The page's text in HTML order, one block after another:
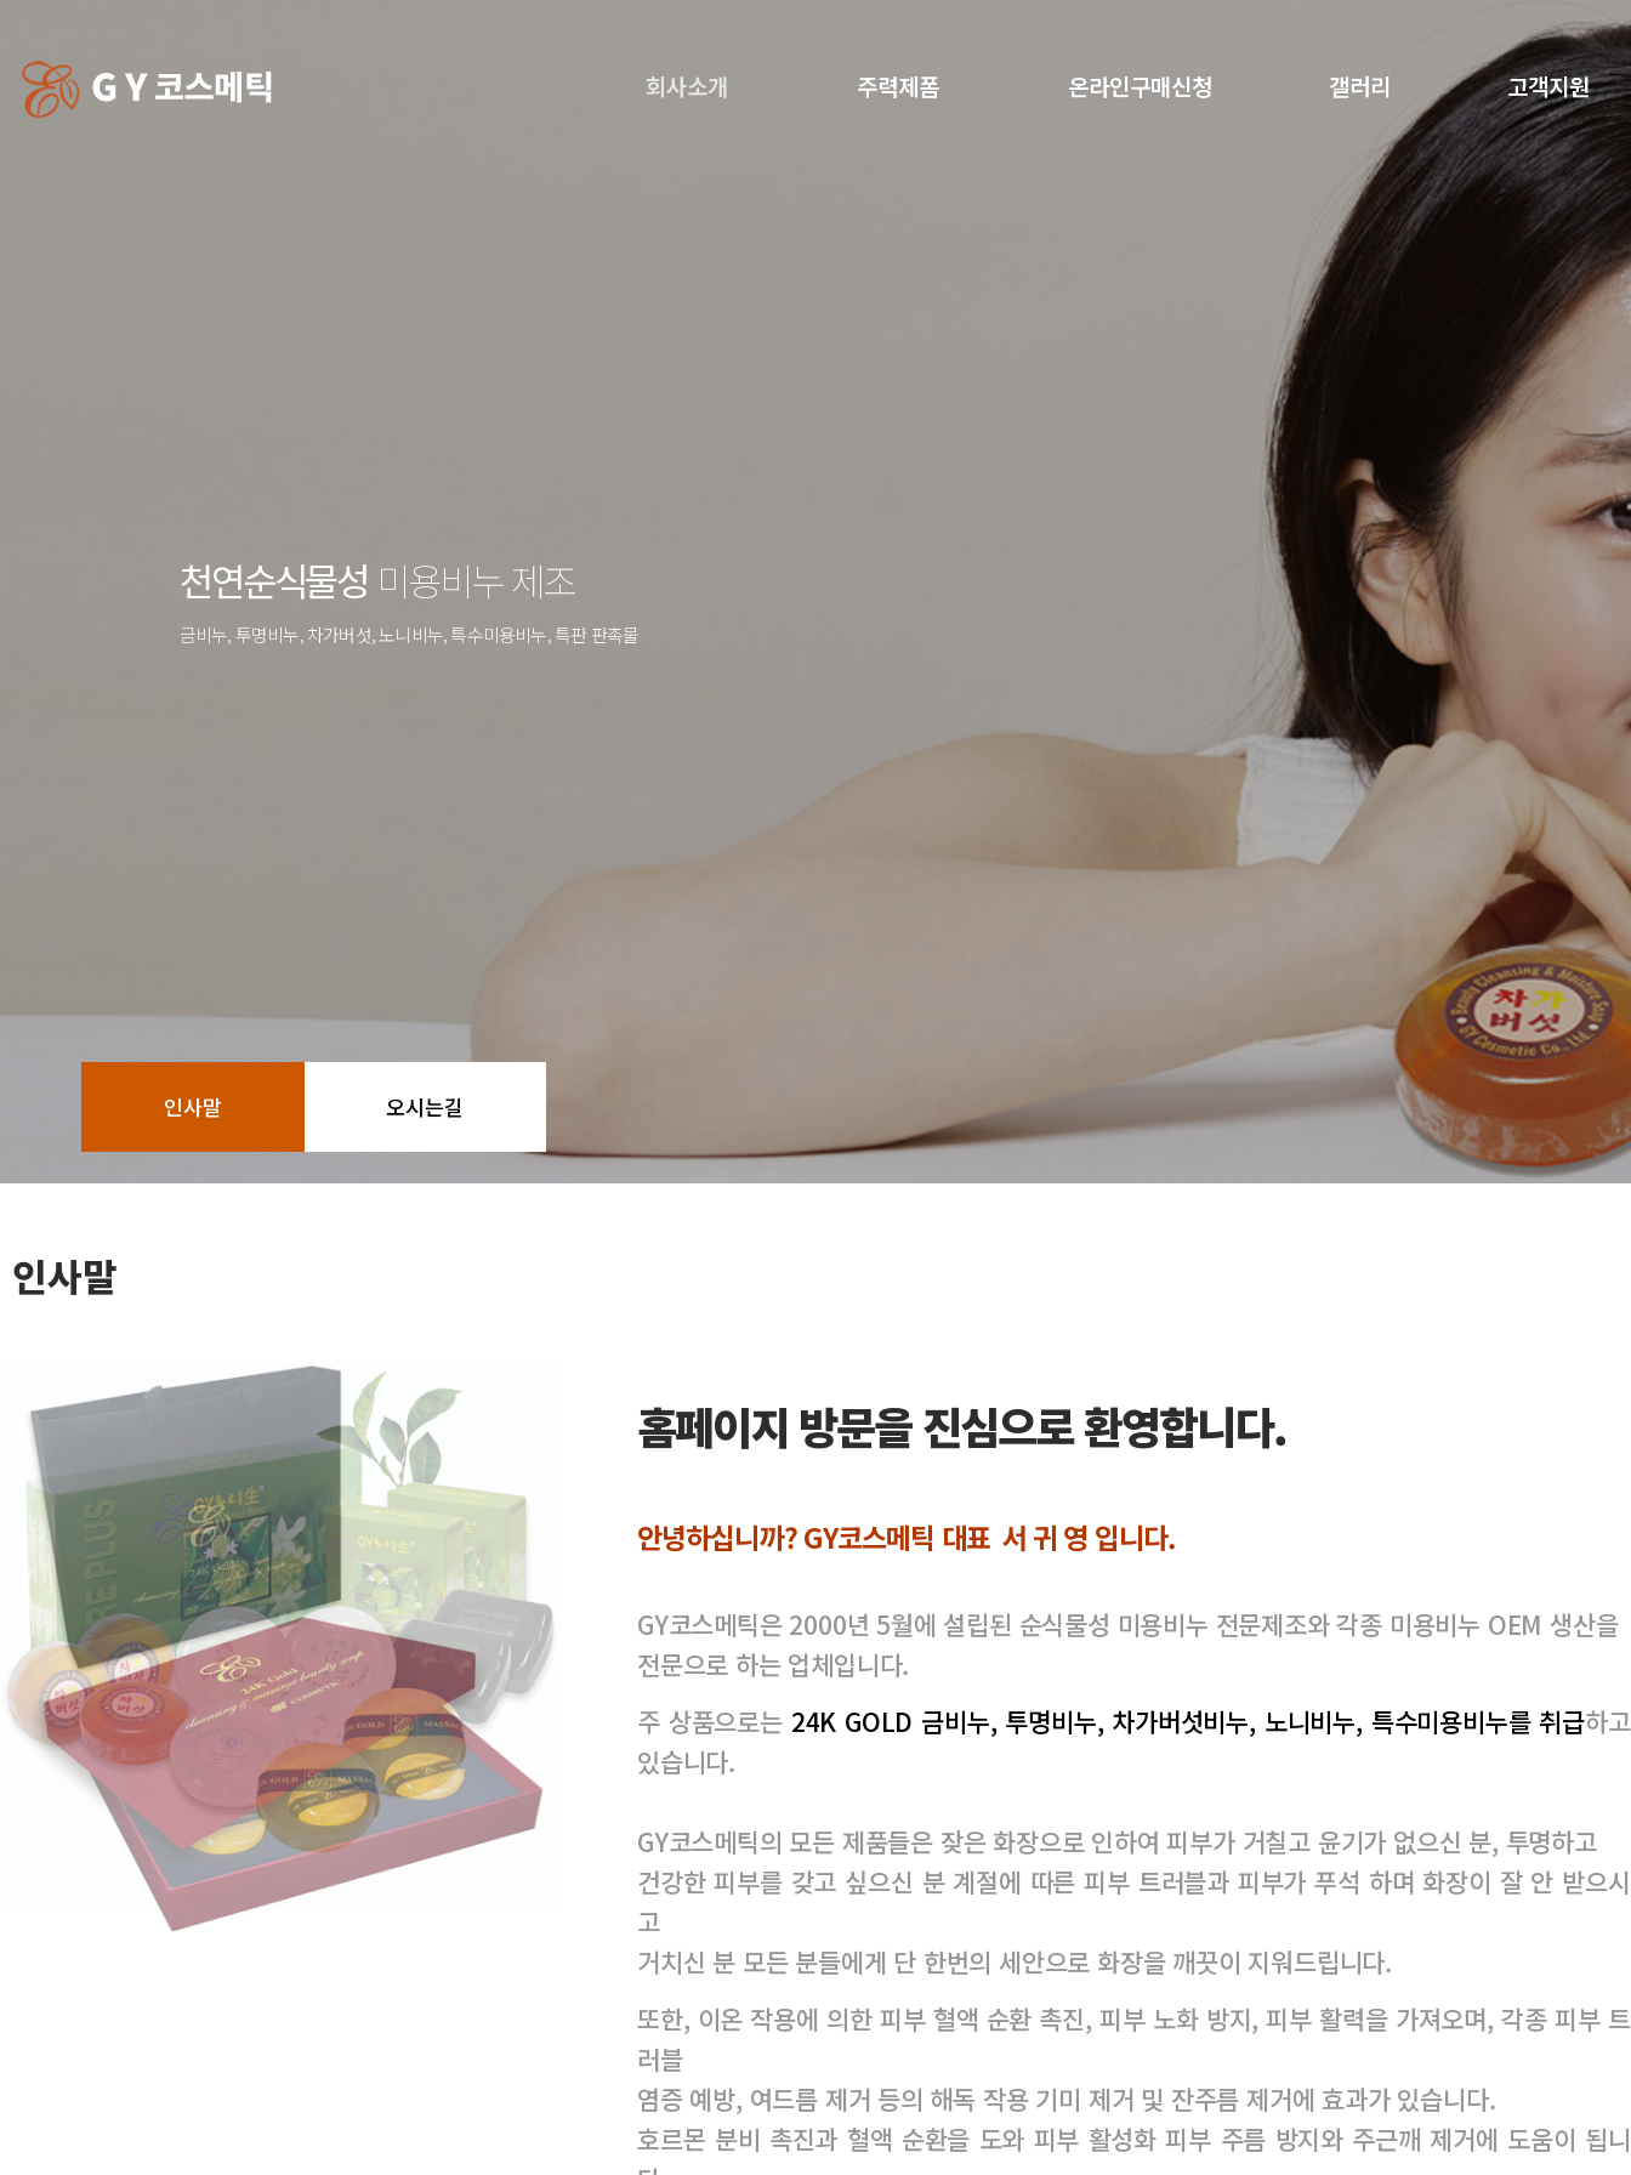
회사소개 주력제폼 온라인구매신청 갤러리 고객지원
천연순식물성 미용비누 제조
금비누, 투명비누, 차가버섯, 노니비누, 특수미용비누, 특판 판촉물
인사말 오시는길
인사말
홈페이지 방문을 진심으로 환영합니다.
안녕하십니까? GY코스메틱 대표 서 귀 영 입니다.
GY코스메틱은 2000년 5월에 설립된 순식물성 미용비누 전문제조와 각종 미용비누 OEM 생산을
전문으로 하는 업체입니다.
주 상품으로는 24K GOLD 금비누, 투명비누, 차가버섯비누, 노니비누, 특수미용비누를 취급하고
있습니다.
GY코스메틱의 모든 제품들은 잦은 화장으로 인하여 피부가 거칠고 윤기가 없으신 분, 투명하고
건강한 피부를 갖고 싶으신 분 계절에 따른 피부 트러블과 피부가 푸석 하며 화장이 잘 안 받으시
고
거치신 분 모든 분들에게 단 한번의 세안으로 화장을 깨끗이 지워드립니다.
또한, 이온 작용에 의한 피부 혈액 순환 촉진, 피부 노화 방지, 피부 활력을 가져오며,각종 피부 트
러블
염증 예방, 여드름 제거 등의 해독 작용 기미 제거 및 잔주름 제거에 효과가 있습니다.
호르몬 분비 촉진과 혈액 순환을 도와 피부 활성화 피부 주름 방지와 주근깨 제거에 도움이 됩니